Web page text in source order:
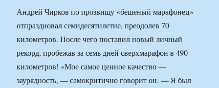
Андрей Чирков по прозвищу «бешеный марафонец»
отпраздновал семидесятилетие, преодолев 70
километров. После чего поставил новый личный
рекорд, пробежав за семь дней сверхмарафон в 490
километров! «Мое самое ценное качество —
заурядность, — самокритично говорит он. — Я был